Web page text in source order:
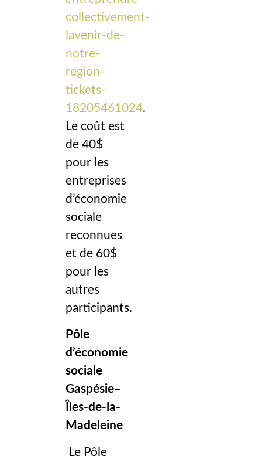
collectivement-
lavenir-de-
notre-
region-
tickets-
18205461024.
Le coût est
de 40$
pour les
entreprises
d’économie
sociale
reconnues
et de 60$
pour les
autres
participants.
Pôle
d’économie
sociale
Gaspésie–
Îles-de-la-
Madeleine
Le Pôle